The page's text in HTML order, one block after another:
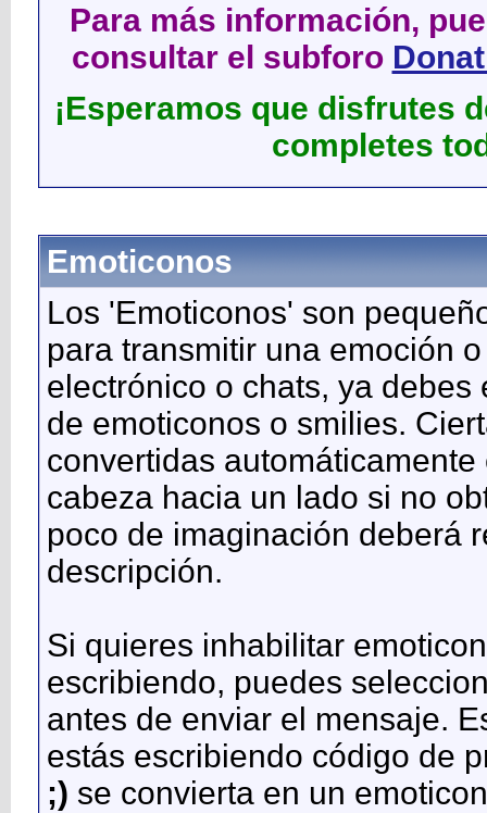
Para más información,
consultar el subforo
¡Esperamos que disfrutes
completes
Emoticonos
Los 'Emoticonos' son
para transmitir una emoción
electrónico o chats, ya
de emoticonos o smilies.
convertidas
cabeza hacia un lado si no
poco de imaginación deberá
descripción.
Si quieres inhabilitar
escribiendo, puedes
antes de enviar el mensaje.
estás escribiendo código de
;) se convierta en un